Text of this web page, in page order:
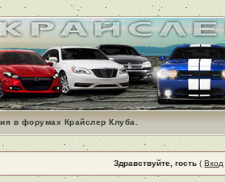
в форумах Крайслер Клуба.
Здравствуйте, гость (Вход